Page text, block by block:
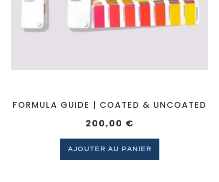
FORMULA GUIDE | COATED & UNCOATED
200,00 €
AJOUTER AU PANIER